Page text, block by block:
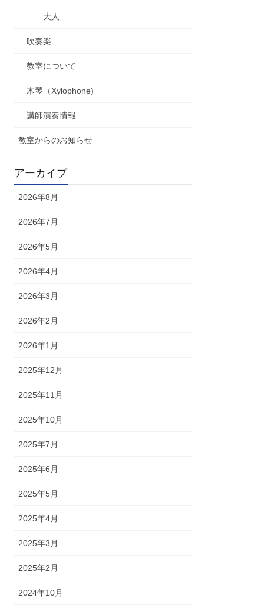
大人
吹奏楽
教室について
木琴（Xylophone)
講師演奏情報
教室からのお知らせ
アーカイブ
2026年8月
2026年7月
2026年5月
2026年4月
2026年3月
2026年2月
2026年1月
2025年12月
2025年11月
2025年10月
2025年7月
2025年6月
2025年5月
2025年4月
2025年3月
2025年2月
2024年10月